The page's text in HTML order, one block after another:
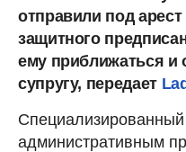
отправили под
защитного
ему приближаться и
супругу, передает
административным